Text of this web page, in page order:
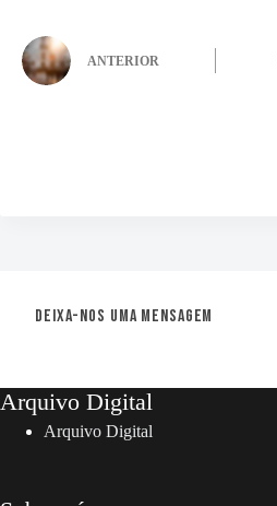
ANTERIOR
Deixa-nos uma mensagem
Arquivo Digital
Arquivo Digital